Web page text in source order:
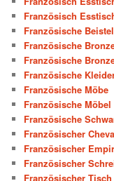
Französisch
Französische
Französische
Französische
Französische
Französische Möbe
Französische Möbel
Französische
Französischer
Französischer
Französischer
Französischer Tisch